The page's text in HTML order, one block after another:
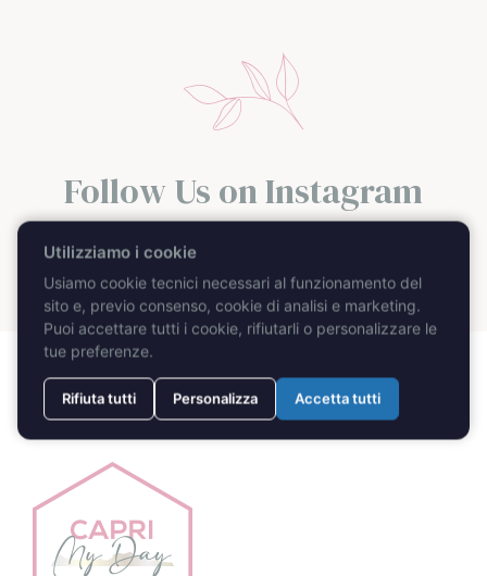
Follow Us on Instagram
@caprimydayweddingplanner
Utilizziamo i cookie
Usiamo cookie tecnici necessari al funzionamento del
sito e, previo consenso, cookie di analisi e marketing.
Puoi accettare tutti i cookie, rifiutarli o personalizzare le
tue preferenze.
Rifiuta tutti Personalizza Accetta tutti